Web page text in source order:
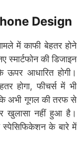
Design
में काफी बेहतर होने
स्मार्टफोन की डिजाइन
ऊपर आधारित होगी।
होगा, फीचर्स में भी
अभी गूगल की तरफ से
खुलासा नहीं हुआ है।
स्पेसिफिकेशन के बारे में